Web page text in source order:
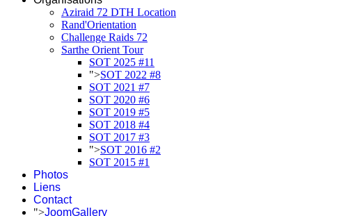
Aziraid 72 DTH Location
Rand'Orientation
Challenge Raids 72
Sarthe Orient Tour
SOT 2025 #11
">SOT 2022 #8
SOT 2021 #7
SOT 2020 #6
SOT 2019 #5
SOT 2018 #4
SOT 2017 #3
">SOT 2016 #2
SOT 2015 #1
Photos
Liens
Contact
">JoomGallery